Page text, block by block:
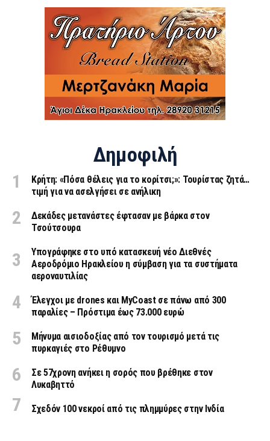
Δημοφιλή
Κρήτη: «Πόσα θέλεις για το κορίτσι;»: Τουρίστας ζητά…
τιμή για να ασελγήσει σε ανήλικη
Δεκάδες μετανάστες έφτασαν με βάρκα στον
Τσούτσουρα
Υπογράφηκε στο υπό κατασκευή νέο Διεθνές
Αεροδρόμιο Ηρακλείου η σύμβαση για τα συστήματα
αεροναυτιλίας
Έλεγχοι με drones και MyCoast σε πάνω από 300
παραλίες – Πρόστιμα έως 73.000 ευρώ
Μήνυμα αισιοδοξίας από τον τουρισμό μετά τις
πυρκαγιές στο Ρέθυμνο
Σε 57χρονη ανήκει η σορός που βρέθηκε στον
Λυκαβηττό
Σχεδόν 100 νεκροί από τις πλημμύρες στην Ινδία